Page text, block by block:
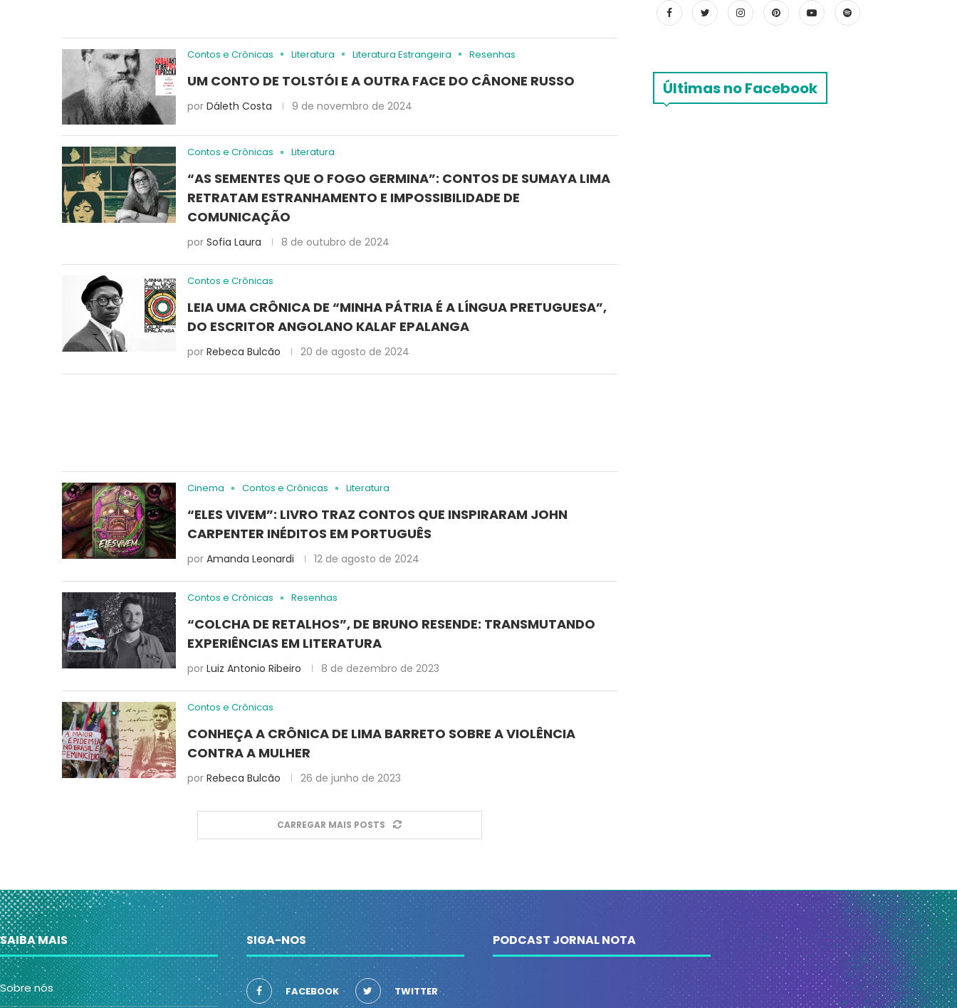
Contos e Crônicas Literatura Literatura Estrangeira Resenhas
UM CONTO DE TOLSTÓI E A OUTRA FACE DO CÂNONE RUSSO
por Dáleth Costa 9 de novembro de 2024
Contos e Crônicas Literatura
“AS SEMENTES QUE O FOGO GERMINA”: CONTOS DE SUMAYA LIMA
RETRATAM ESTRANHAMENTO E IMPOSSIBILIDADE DE
COMUNICAÇÃO
por Sofia Laura 8 de outubro de 2024
Contos e Crônicas
LEIA UMA CRÔNICA DE “MINHA PÁTRIA É A LÍNGUA PRETUGUESA”,
DO ESCRITOR ANGOLANO KALAF EPALANGA
por Rebeca Bulcão 20 de agosto de 2024
Cinema Contos e Crônicas Literatura
“ELES VIVEM”: LIVRO TRAZ CONTOS QUE INSPIRARAM JOHN
CARPENTER INÉDITOS EM PORTUGUÊS
por Amanda Leonardi 12 de agosto de 2024
Contos e Crônicas Resenhas
“COLCHA DE RETALHOS”, DE BRUNO RESENDE: TRANSMUTANDO
EXPERIÊNCIAS EM LITERATURA
por Luiz Antonio Ribeiro 8 de dezembro de 2023
Contos e Crônicas
CONHEÇA A CRÔNICA DE LIMA BARRETO SOBRE A VIOLÊNCIA
CONTRA A MULHER
por Rebeca Bulcão 26 de junho de 2023
CARREGAR MAIS POSTS
Últimas no Facebook
SAIBA MAIS
Sobre nós
SIGA-NOS
FACEBOOK TWITTER
PODCAST JORNAL NOTA